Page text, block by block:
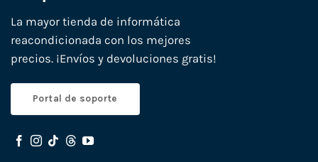
La mayor tienda de informática
reacondicionada con los mejores
precios. ¡Envíos y devoluciones gratis!
Portal de soporte